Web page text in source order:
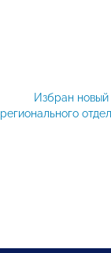
Избран новый
регионального